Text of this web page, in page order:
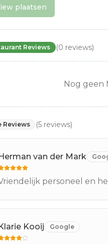
plaatsen
Reviews (0 reviews)
Nog geen
Reviews (5 reviews)
van der Mark
personeel en
Kooij Google